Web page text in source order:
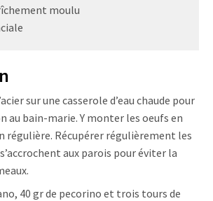
moulu
sur une casserole d’eau chaude pour
au bain-marie. Y monter les oeufs en
régulière. Récupérer régulièrement les
aux parois pour éviter la
40 gr de pecorino et trois tours de